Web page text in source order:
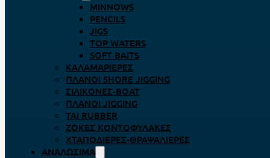
MINNOWS
PENCILS
JIGS
TOP WATERS
SOFT BAITS
ΚΑΛΑΜΑΡΙΈΡΕΣ
ΠΛΆΝΟΙ SHORE JIGGING
ΣΙΛΙΚΌΝΕΣ-BOAT
ΠΛΆΝΟΙ JIGGING
TAI RUBBER
ΖΌΚΕΣ ΚΟΝΤΟΦΎΛΑΚΕΣ
ΧΤΑΠΟΔΙΈΡΕΣ-ΘΡΑΨΑΛΙΈΡΕΣ
ΑΝΑΛΏΣΙΜΑ